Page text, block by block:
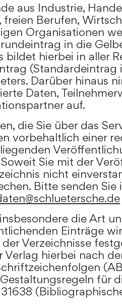
aus Industrie,
freien Berufen,
Organisationen
in die
bildet hierbei in aller
(Standardeintrag
Darüber hinaus
Daten,
auf.
die Sie über das
vorbehaltlich einer
Sie mit der
nicht
Bitte senden Sie
die Art
Einträge
Verzeichnisse
Verlag hierbei nach
für